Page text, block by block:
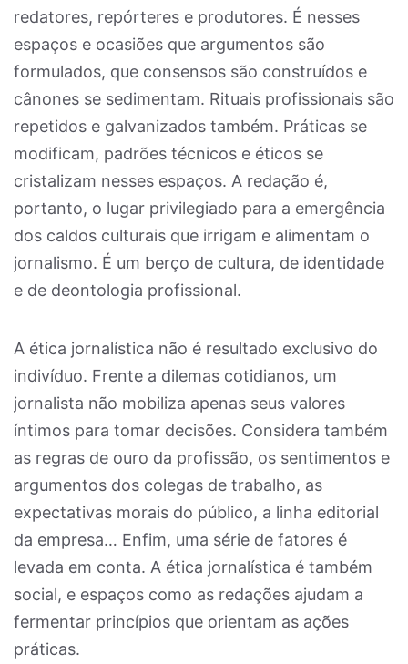
redatores, repórteres e produtores. É nesses
espaços e ocasiões que argumentos são
formulados, que consensos são construídos e
cânones se sedimentam. Rituais profissionais são
repetidos e galvanizados também. Práticas se
modificam, padrões técnicos e éticos se
cristalizam nesses espaços. A redação é,
portanto, o lugar privilegiado para a emergência
dos caldos culturais que irrigam e alimentam o
jornalismo. É um berço de cultura, de identidade
e de deontologia profissional.
A ética jornalística não é resultado exclusivo do
indivíduo. Frente a dilemas cotidianos, um
jornalista não mobiliza apenas seus valores
íntimos para tomar decisões. Considera também
as regras de ouro da profissão, os sentimentos e
argumentos dos colegas de trabalho, as
expectativas morais do público, a linha editorial
da empresa… Enfim, uma série de fatores é
levada em conta. A ética jornalística é também
social, e espaços como as redações ajudam a
fermentar princípios que orientam as ações
práticas.